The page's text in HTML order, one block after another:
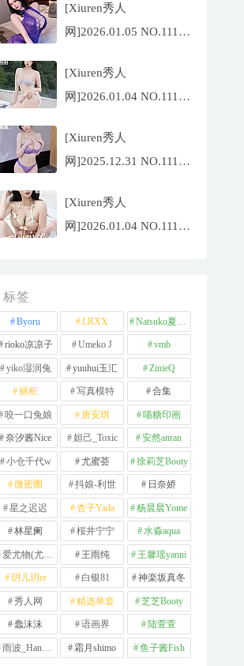
lrene[69P/933.33MB]
[Xiuren秀人
网]2026.01.05 NO.11192
[Xiuren秀人
网]2026.01.04 NO.11190
[Xiuren秀人
网]2025.12.31 NO.11187
[Xiuren秀人
网]2026.01.04 NO.11189
标签
Byoru LRXX Natsuko夏夏子
rioko凉凉子 Umeko J vmb
yiko湿润兔 yuuhui玉汇 ZinieQ
丽柜 写真模特 合集
咬一口兔娘 唐安琪 喵糖印画
奈汐酱Nice 妲己_Toxic 安然anran
小仓千代w 尤蜜荟 徐莉芝Booty
微密圈 抖娘-利世 日奈娇
星之迟迟 杏子Yada 杨晨晨Yome
林星阑 桜井宁宁 水淼aqua
爱尤物(尤果网) 王雨纯 王馨瑶yanni
玥儿玥er 白银81 神楽坂真冬
秀人网 精选单套 芝芝Booty
蠢沫沫 语画界 陆萱萱
雨波_HaneAme 霜月shimo 鱼子酱Fish